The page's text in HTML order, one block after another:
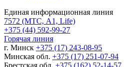
Единая информационная линия
7572 (МТС, A1, Life)
+375 (44) 592-99-27
Горячая линия
г. Минск +375 (17) 243-08-95
Минская обл. +375 (17) 251-07-94
Брестская обл. +375 (162) 52-14-57